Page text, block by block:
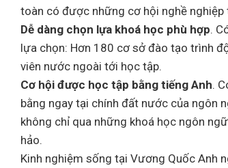
toàn có được những cơ hội nghề
Dễ dàng chọn lựa khoá học phù hợp.
lựa chọn: Hơn 180 cơ sở đào tạo trình
viên nước ngoài tới học tập.
Cơ hội được học tập bằng tiếng Anh.
bằng ngay tại chính đất nước của ngôn
không chỉ qua những khoá học ngôn
hảo.
Kinh nghiệm sống tại Vương Quốc Anh